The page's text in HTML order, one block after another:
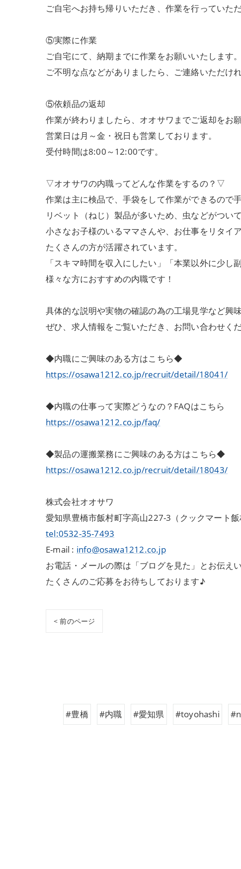
ご自宅へお持ち帰りいただき、作業を行っていただ
⑤実際に作業
ご自宅にて、納期までに作業をお願いいたします。
ご不明な点などがありましたら、ご連絡いただけ
⑤依頼品の返却
作業が終わりましたら、オオサワまでご返却をお
営業日は月～金・祝日も営業しております。
受付時間は8:00～12:00です。
▽オオサワの内職ってどんな作業をするの？▽
作業は主に検品で、手袋をして作業ができるので
リベット（ねじ）製品が多いため、虫などがつい
小さなお子様のいるママさんや、お仕事をリタイ
たくさんの方が活躍されています。
「スキマ時間を収入にしたい」「本業以外に少
様々な方におすすめの内職です！
具体的な説明や実物の確認の為の工場見学など興
ぜひ、求人情報をご覧いただき、お問い合わせく
◆内職にご興味のある方はこちら◆
https://osawa1212.co.jp/recruit/detail/18041/
◆内職の仕事って実際どうなの？FAQはこちら
https://osawa1212.co.jp/faq/
◆製品の運搬業務にご興味のある方はこちら◆
https://osawa1212.co.jp/recruit/detail/18043/
株式会社オオサワ
愛知県豊橋市飯村町字高山227-3（クックマート飯
tel:0532-35-7493
E-mail : info@osawa1212.co.jp
お電話・メールの際は「ブログを見た」とお伝え
たくさんのご応募をお待ちしております♪
< 前のページ
#豊橋 #内職 #愛知県 #toyohashi